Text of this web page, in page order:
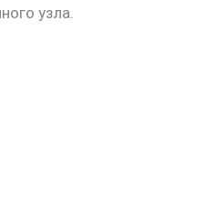
узла.